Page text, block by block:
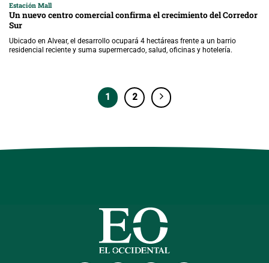
Estación Mall
Un nuevo centro comercial confirma el crecimiento del Corredor
Sur
Ubicado en Alvear, el desarrollo ocupará 4 hectáreas frente a un barrio
residencial reciente y suma supermercado, salud, oficinas y hotelería.
1 2